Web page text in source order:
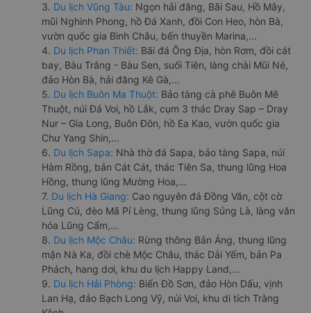
3. Du lịch Vũng Tàu: Ngọn hải đăng, Bãi Sau, Hồ Mây,
mũi Nghinh Phong, hồ Đá Xanh, đồi Con Heo, hòn Bà,
vườn quốc gia Bình Châu, bến thuyền Marina,...
4. Du lịch Phan Thiết: Bãi đá Ông Địa, hòn Rơm, đồi cát
bay, Bàu Trắng - Bàu Sen, suối Tiên, làng chài Mũi Né,
đảo Hòn Bà, hải đăng Kê Gà,...
5. Du lịch Buôn Ma Thuột: Bảo tàng cà phê Buôn Mê
Thuột, núi Đá Voi, hồ Lắk, cụm 3 thác Dray Sap – Dray
Nur – Gia Long, Buôn Đôn, hồ Ea Kao, vườn quốc gia
Chư Yang Shin,...
6. Du lịch Sapa: Nhà thờ đá Sapa, bảo tàng Sapa, núi
Hàm Rồng, bản Cát Cát, thác Tiên Sa, thung lũng Hoa
Hồng, thung lũng Mường Hoa,...
7. Du lịch Hà Giang: Cao nguyên đá Đồng Văn, cột cờ
Lũng Cú, đèo Mã Pí Lèng, thung lũng Sủng Là, làng văn
hóa Lũng Cẩm,...
8. Du lịch Mộc Châu: Rừng thông Bản Áng, thung lũng
mận Nà Ka, đồi chè Mộc Châu, thác Dải Yếm, bản Pa
Phách, hang dơi, khu du lịch Happy Land,...
9. Du lịch Hải Phòng: Biển Đồ Sơn, đảo Hòn Dấu, vịnh
Lan Hạ, đảo Bạch Long Vỹ, núi Voi, khu di tích Tràng